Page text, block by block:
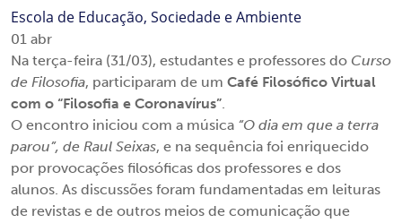
Escola de Educação, Sociedade e Ambiente
01 abr
Na terça-feira (31/03), estudantes e professores do Curso
de Filosofia, participaram de um Café Filosófico Virtual
com o “Filosofia e Coronavírus”.
O encontro iniciou com a música “O dia em que a terra
parou”, de Raul Seixas, e na sequência foi enriquecido
por provocações filosóficas dos professores e dos
alunos. As discussões foram fundamentadas em leituras
de revistas e de outros meios de comunicação que